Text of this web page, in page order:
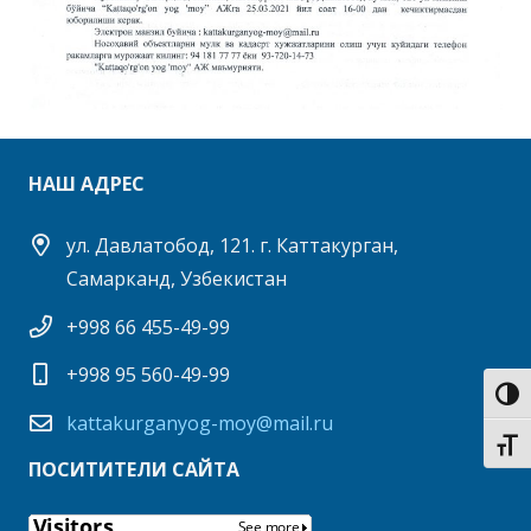
НАШ АДРЕС
ул. Давлатобод, 121. г. Каттакурган,
Самарканд, Узбекистан
+998 66 455-49-99
+998 95 560-49-99
kattakurganyog-moy@mail.ru
ПОСИТИТЕЛИ САЙТА